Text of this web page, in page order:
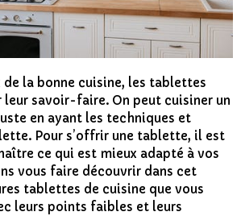
de la bonne cuisine, les tablettes
savoir-faire. On peut cuisiner un
en ayant les techniques et
Pour s’offrir une tablette, il est
ce qui est mieux adapté à vos
vous faire découvrir dans cet
tablettes de cuisine que vous
leurs points faibles et leurs